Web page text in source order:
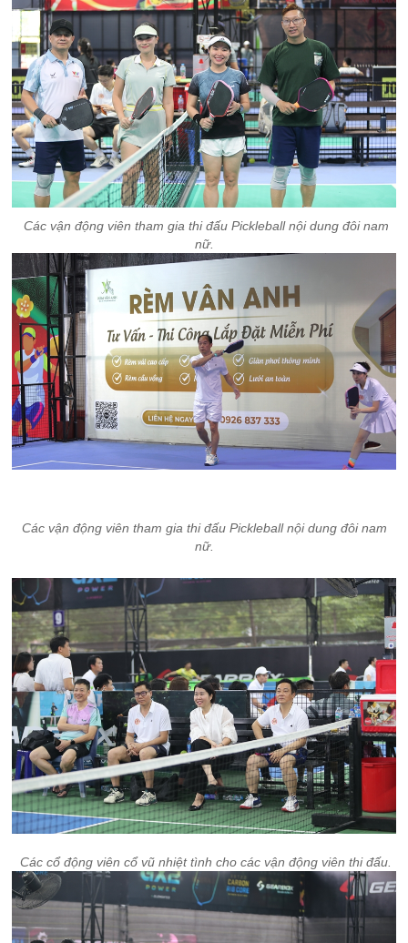
Các vận động viên tham gia thi đấu Pickleball nội dung đôi nam
nữ.
Các vận động viên tham gia thi đấu Pickleball nội dung đôi nam
nữ.
Các cổ động viên cổ vũ nhiệt tình cho các vận động viên thi đấu.